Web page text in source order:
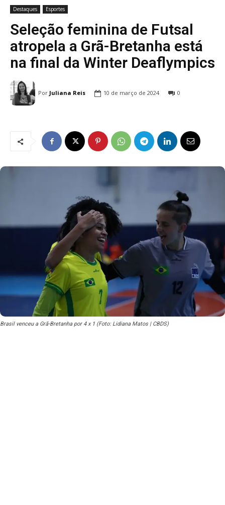
Destaques Esportes
Seleção feminina de Futsal
atropela a Grã-Bretanha está
na final da Winter Deaflympics
Por Juliana Reis 10 de março de 2024 0
Brasil venceu a Grã-Bretanha por 4 x 1 (Foto: Lidiana Matos | CBDS)